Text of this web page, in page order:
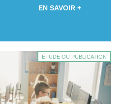
EN SAVOIR +
ÉTUDE OU PUBLICATION